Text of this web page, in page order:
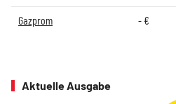
Gazprom -€
Aktuelle Ausgabe